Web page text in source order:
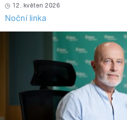
12. květen 2026
Noční linka